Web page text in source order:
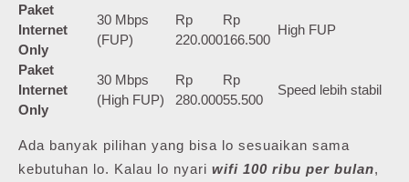
Paket
Internet
Only
30 Mbps
(FUP)
Rp
220.000
Rp
166.500
High FUP
Paket
Internet
Only
30 Mbps
(High FUP)
Rp
280.000
Rp
55.500
Speed lebih stabil
Ada banyak pilihan yang bisa lo sesuaikan sama
kebutuhan lo. Kalau lo nyari wifi 100 ribu per bulan,